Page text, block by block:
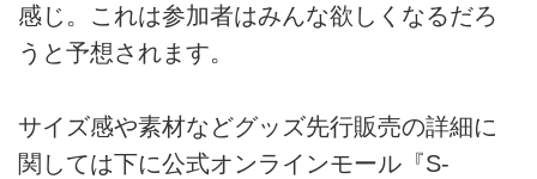
感じ。これは参加者はみんな欲しくなるだろ
うと予想されます。
サイズ感や素材などグッズ先行販売の詳細に
関しては下に公式オンラインモール『S-